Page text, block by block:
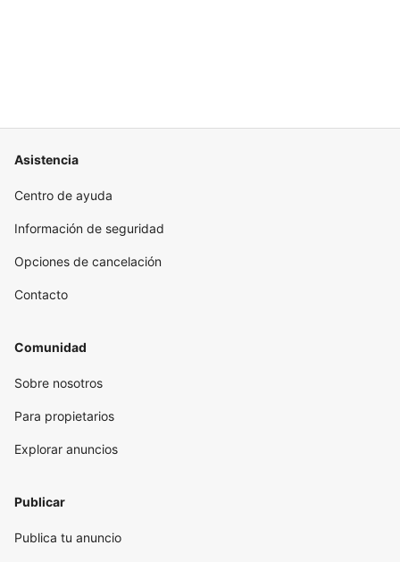
Asistencia
Centro de ayuda
Información de seguridad
Opciones de cancelación
Contacto
Comunidad
Sobre nosotros
Para propietarios
Explorar anuncios
Publicar
Publica tu anuncio